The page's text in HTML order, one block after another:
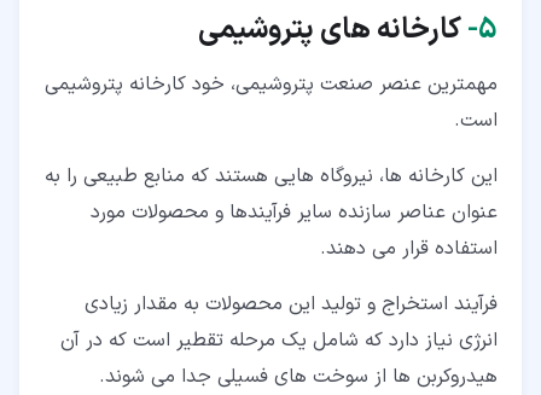
۵‏- کارخانه های پتروشیمی
مهمترین عنصر صنعت پتروشیمی، خود کارخانه پتروشیمی
است.
این کارخانه ها، نیروگاه هایی هستند که منابع طبیعی را به
عنوان عناصر سازنده سایر فرآیندها و محصولات مورد
استفاده قرار می دهند.
فرآیند استخراج و تولید این محصولات به مقدار زیادی
انرژی نیاز دارد که شامل یک مرحله تقطیر است که در آن
هیدروکربن ها از سوخت های فسیلی جدا می شوند.